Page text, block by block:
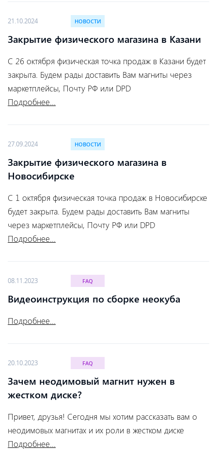
21.10.2024 НОВОСТИ
Закрытие физического магазина в Казани
С 26 октября физическая точка продаж в Казани будет
закрыта. Будем рады доставить Вам магниты через
маркетплейсы, Почту РФ или DPD
Подробнее...
27.09.2024 НОВОСТИ
Закрытие физического магазина в
Новосибирске
С 1 октября физическая точка продаж в Новосибирске
будет закрыта. Будем рады доставить Вам магниты
через маркетплейсы, Почту РФ или DPD
Подробнее...
08.11.2023 FAQ
Видеоинструкция по сборке неокуба
Подробнее...
20.10.2023 FAQ
Зачем неодимовый магнит нужен в
жестком диске?
Привет, друзья! Сегодня мы хотим рассказать вам о
неодимовых магнитах и их роли в жестком диске
Подробнее...